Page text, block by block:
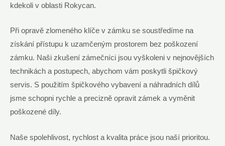
kdekoli v oblasti Rokycan.
Při opravě zlomeného klíče v zámku se soustředíme na
získání přístupu k uzamčeným prostorem bez poškození
zámku. Naši zkušení zámečníci jsou vyškoleni v nejnovějších
technikách a postupech, abychom vám poskytli špičkový
servis. S použitím špičkového vybavení a náhradních dílů
jsme schopni rychle a precizně opravit zámek a vyměnit
poškozené díly.
Naše spolehlivost, rychlost a kvalita práce jsou naší prioritou.